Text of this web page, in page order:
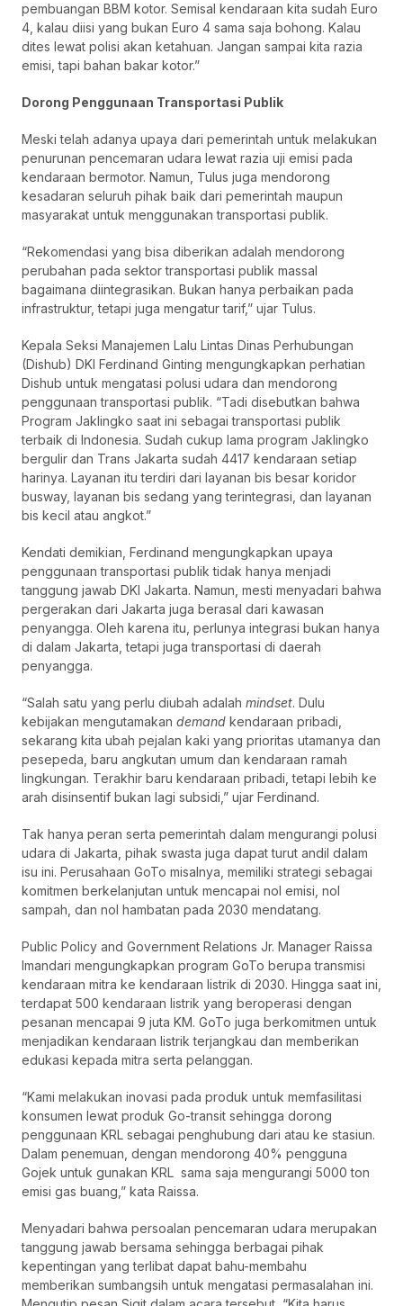
pembuangan BBM kotor. Semisal kendaraan kita sudah Euro
4, kalau diisi yang bukan Euro 4 sama saja bohong. Kalau
dites lewat polisi akan ketahuan. Jangan sampai kita razia
emisi, tapi bahan bakar kotor.”
Dorong Penggunaan Transportasi Publik
Meski telah adanya upaya dari pemerintah untuk melakukan
penurunan pencemaran udara lewat razia uji emisi pada
kendaraan bermotor. Namun, Tulus juga mendorong
kesadaran seluruh pihak baik dari pemerintah maupun
masyarakat untuk menggunakan transportasi publik.
“Rekomendasi yang bisa diberikan adalah mendorong
perubahan pada sektor transportasi publik massal
bagaimana diintegrasikan. Bukan hanya perbaikan pada
infrastruktur, tetapi juga mengatur tarif,” ujar Tulus.
Kepala Seksi Manajemen Lalu Lintas Dinas Perhubungan
(Dishub) DKI Ferdinand Ginting mengungkapkan perhatian
Dishub untuk mengatasi polusi udara dan mendorong
penggunaan transportasi publik. “Tadi disebutkan bahwa
Program Jaklingko saat ini sebagai transportasi publik
terbaik di Indonesia. Sudah cukup lama program Jaklingko
bergulir dan Trans Jakarta sudah 4417 kendaraan setiap
harinya. Layanan itu terdiri dari layanan bis besar koridor
busway, layanan bis sedang yang terintegrasi, dan layanan
bis kecil atau angkot.”
Kendati demikian, Ferdinand mengungkapkan upaya
penggunaan transportasi publik tidak hanya menjadi
tanggung jawab DKI Jakarta. Namun, mesti menyadari bahwa
pergerakan dari Jakarta juga berasal dari kawasan
penyangga. Oleh karena itu, perlunya integrasi bukan hanya
di dalam Jakarta, tetapi juga transportasi di daerah
penyangga.
“Salah satu yang perlu diubah adalah mindset. Dulu
kebijakan mengutamakan demand kendaraan pribadi,
sekarang kita ubah pejalan kaki yang prioritas utamanya dan
pesepeda, baru angkutan umum dan kendaraan ramah
lingkungan. Terakhir baru kendaraan pribadi, tetapi lebih ke
arah disinsentif bukan lagi subsidi,” ujar Ferdinand.
Tak hanya peran serta pemerintah dalam mengurangi polusi
udara di Jakarta, pihak swasta juga dapat turut andil dalam
isu ini. Perusahaan GoTo misalnya, memiliki strategi sebagai
komitmen berkelanjutan untuk mencapai nol emisi, nol
sampah, dan nol hambatan pada 2030 mendatang.
Public Policy and Government Relations Jr. Manager Raissa
Imandari mengungkapkan program GoTo berupa transmisi
kendaraan mitra ke kendaraan listrik di 2030. Hingga saat ini,
terdapat 500 kendaraan listrik yang beroperasi dengan
pesanan mencapai 9 juta KM. GoTo juga berkomitmen untuk
menjadikan kendaraan listrik terjangkau dan memberikan
edukasi kepada mitra serta pelanggan.
“Kami melakukan inovasi pada produk untuk memfasilitasi
konsumen lewat produk Go-transit sehingga dorong
penggunaan KRL sebagai penghubung dari atau ke stasiun.
Dalam penemuan, dengan mendorong 40% pengguna
Gojek untuk gunakan KRL sama saja mengurangi 5000 ton
emisi gas buang,” kata Raissa.
Menyadari bahwa persoalan pencemaran udara merupakan
tanggung jawab bersama sehingga berbagai pihak
kepentingan yang terlibat dapat bahu-membahu
memberikan sumbangsih untuk mengatasi permasalahan ini.